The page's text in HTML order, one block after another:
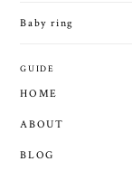
Baby ring
GUIDE
HOME
ABOUT
BLOG